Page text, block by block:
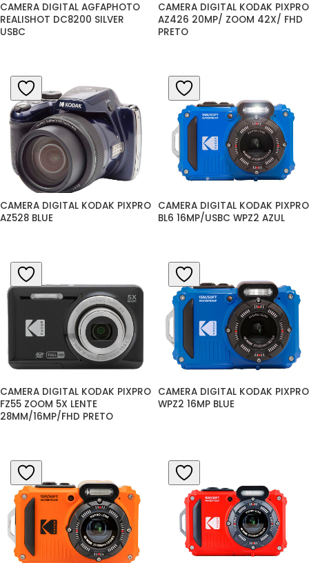
CAMERA DIGITAL AGFAPHOTO
REALISHOT DC8200 SILVER
USBC
CAMERA DIGITAL KODAK PIXPRO
AZ426 20MP/ ZOOM 42X/ FHD
PRETO
CAMERA DIGITAL KODAK PIXPRO
AZ528 BLUE
CAMERA DIGITAL KODAK PIXPRO
BL6 16MP/USBC WPZ2 AZUL
CAMERA DIGITAL KODAK PIXPRO
FZ55 ZOOM 5X LENTE
28MM/16MP/FHD PRETO
CAMERA DIGITAL KODAK PIXPRO
WPZ2 16MP BLUE